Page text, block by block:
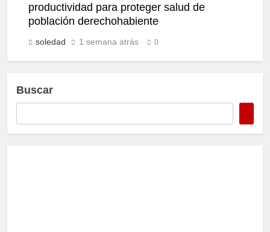
productividad para proteger salud de
población derechohabiente
soledad 1 semana atrás 0
Buscar